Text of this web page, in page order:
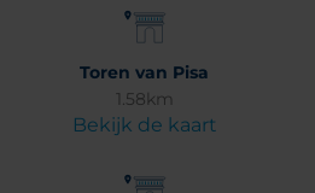
Toren van Pisa
1.58km
Bekijk de kaart